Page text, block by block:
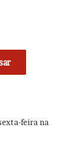
feira na